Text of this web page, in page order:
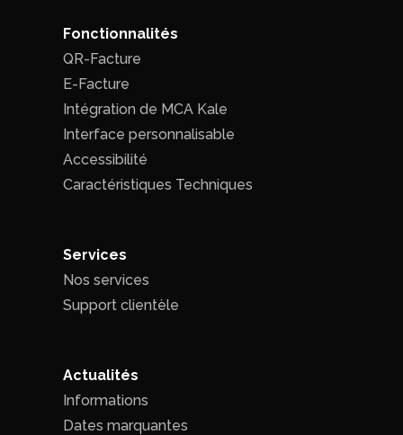
Fonctionnalités
QR-Facture
E-Facture
Intégration de MCA Kale
Interface personnalisable
Accessibilité
Caractéristiques Techniques
Services
Nos services
Support clientèle
Actualités
Informations
Dates marquantes